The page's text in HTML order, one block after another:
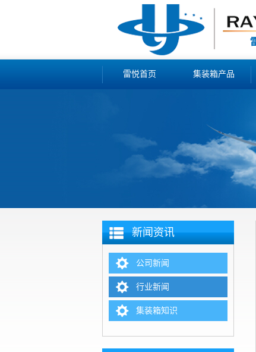
雷悦首页 集装箱产品
新闻资讯
公司新闻
行业新闻
集装箱知识